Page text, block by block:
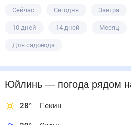
Сейчас Сегодня Завтра
10 дней 14 дней Месяц
Для садовода
Юйлинь — погода рядом
28° Пекин